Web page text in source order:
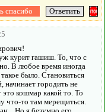
курит гашиш. То, что с
В любое время иногда
было. Становиться
начинает городить не
кошмар какой то. То
что-то там мерещиться.
Но я безумно его